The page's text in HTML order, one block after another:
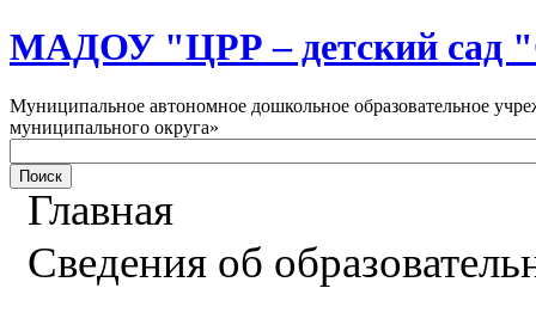
МАДОУ "ЦРР – детский
Муниципальное автономное дошкольное образовательное
муниципального округа»
Главная
Сведения об